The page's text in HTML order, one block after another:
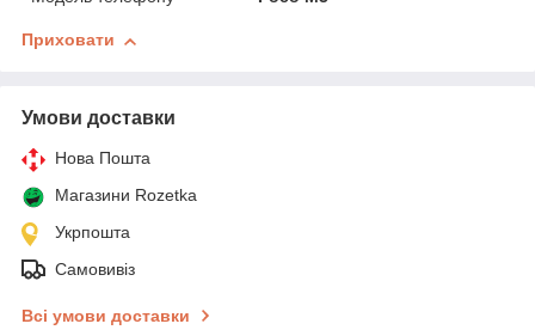
Приховати
Умови доставки
Нова Пошта
Магазини Rozetka
Укрпошта
Самовивіз
Всі умови доставки